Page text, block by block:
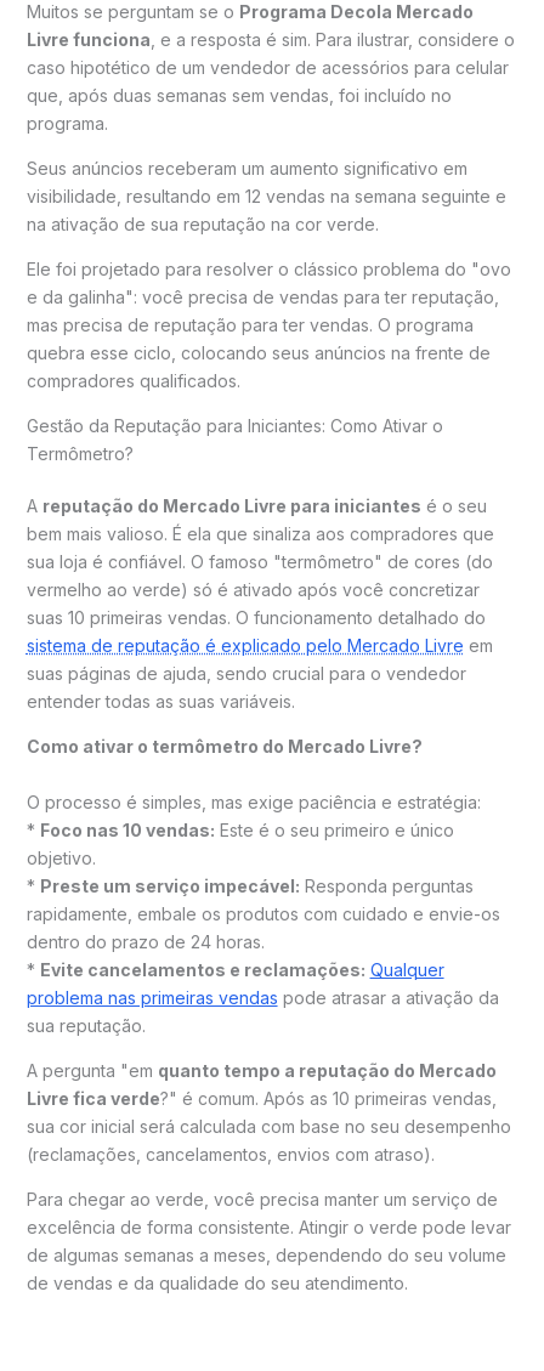
Muitos se perguntam se o Programa Decola Mercado
Livre funciona , e a resposta é sim. Para ilustrar, considere o
caso hipotético de um vendedor de acessórios para celular
que, após duas semanas sem vendas, foi incluído no
programa.
Seus anúncios receberam um aumento significativo em
visibilidade, resultando em 12 vendas na semana seguinte e
na ativação de sua reputação na cor verde.
Ele foi projetado para resolver o clássico problema do "ovo
e da galinha": você precisa de vendas para ter reputação,
mas precisa de reputação para ter vendas. O programa
quebra esse ciclo, colocando seus anúncios na frente de
compradores qualificados.
Gestão da Reputação para Iniciantes: Como Ativar o
Termômetro?
A reputação do Mercado Livre para iniciantes é o seu
bem mais valioso. É ela que sinaliza aos compradores que
sua loja é confiável. O famoso "termômetro" de cores (do
vermelho ao verde) só é ativado após você concretizar
suas 10 primeiras vendas. O funcionamento detalhado do
sistema de reputação é explicado pelo Mercado Livre em
suas páginas de ajuda, sendo crucial para o vendedor
entender todas as suas variáveis.
Como ativar o termômetro do Mercado Livre?
O processo é simples, mas exige paciência e estratégia:
* Foco nas 10 vendas: Este é o seu primeiro e único
objetivo.
* Preste um serviço impecável: Responda perguntas
rapidamente, embale os produtos com cuidado e envie-os
dentro do prazo de 24 horas.
* Evite cancelamentos e reclamações: Qualquer
problema nas primeiras vendas pode atrasar a ativação da
sua reputação.
A pergunta "em quanto tempo a reputação do Mercado
Livre fica verde?" é comum. Após as 10 primeiras vendas,
sua cor inicial será calculada com base no seu desempenho
(reclamações, cancelamentos, envios com atraso).
Para chegar ao verde, você precisa manter um serviço de
excelência de forma consistente. Atingir o verde pode levar
de algumas semanas a meses, dependendo do seu volume
de vendas e da qualidade do seu atendimento.